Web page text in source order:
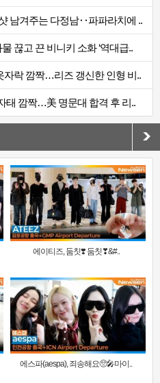
남겨주는 다정남‥파파라치에 ..
끊고 끈 비니키 소화 ‘역대급..
자락 깜짝…리즈 갱신한 인형 비..
태 깜짝…美 명문대 합격 후 리..
에이티즈, 둠칫❣️ 둠칫❣&#..
에스파(aespa), 죄송해요🥺🎤마이..